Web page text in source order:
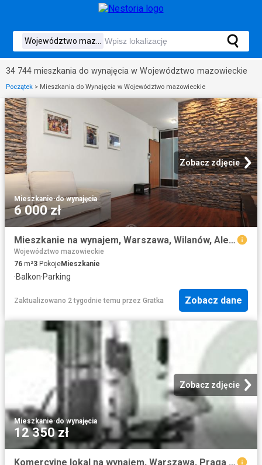
34 744 mieszkania do wynajęcia w Województwo mazowieckie
Początek > Mieszkania do Wynajęcia w Województwo mazowieckie
Zobacz zdjęcie
Mieszkanie·do wynajęcia
6 000 zł
Mieszkanie na wynajem, Warszawa, Wilanów, Aleja Wilanowska
Województwo mazowieckie
76 m²3 PokojeMieszkanie
·Balkon·Parking
Zaktualizowano 2 tygodnie temu przez Gratka Zobacz dane
Zobacz zdjęcie
Mieszkanie·do wynajęcia
12 350 zł
Komercyjne lokal na wynajem, Warszawa, Praga Południe